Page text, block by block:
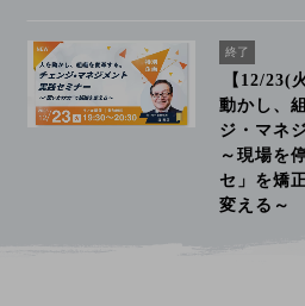
終了
【12/23(
動かし、
ジ・マネ
～現場を
セ」を矯
変える～